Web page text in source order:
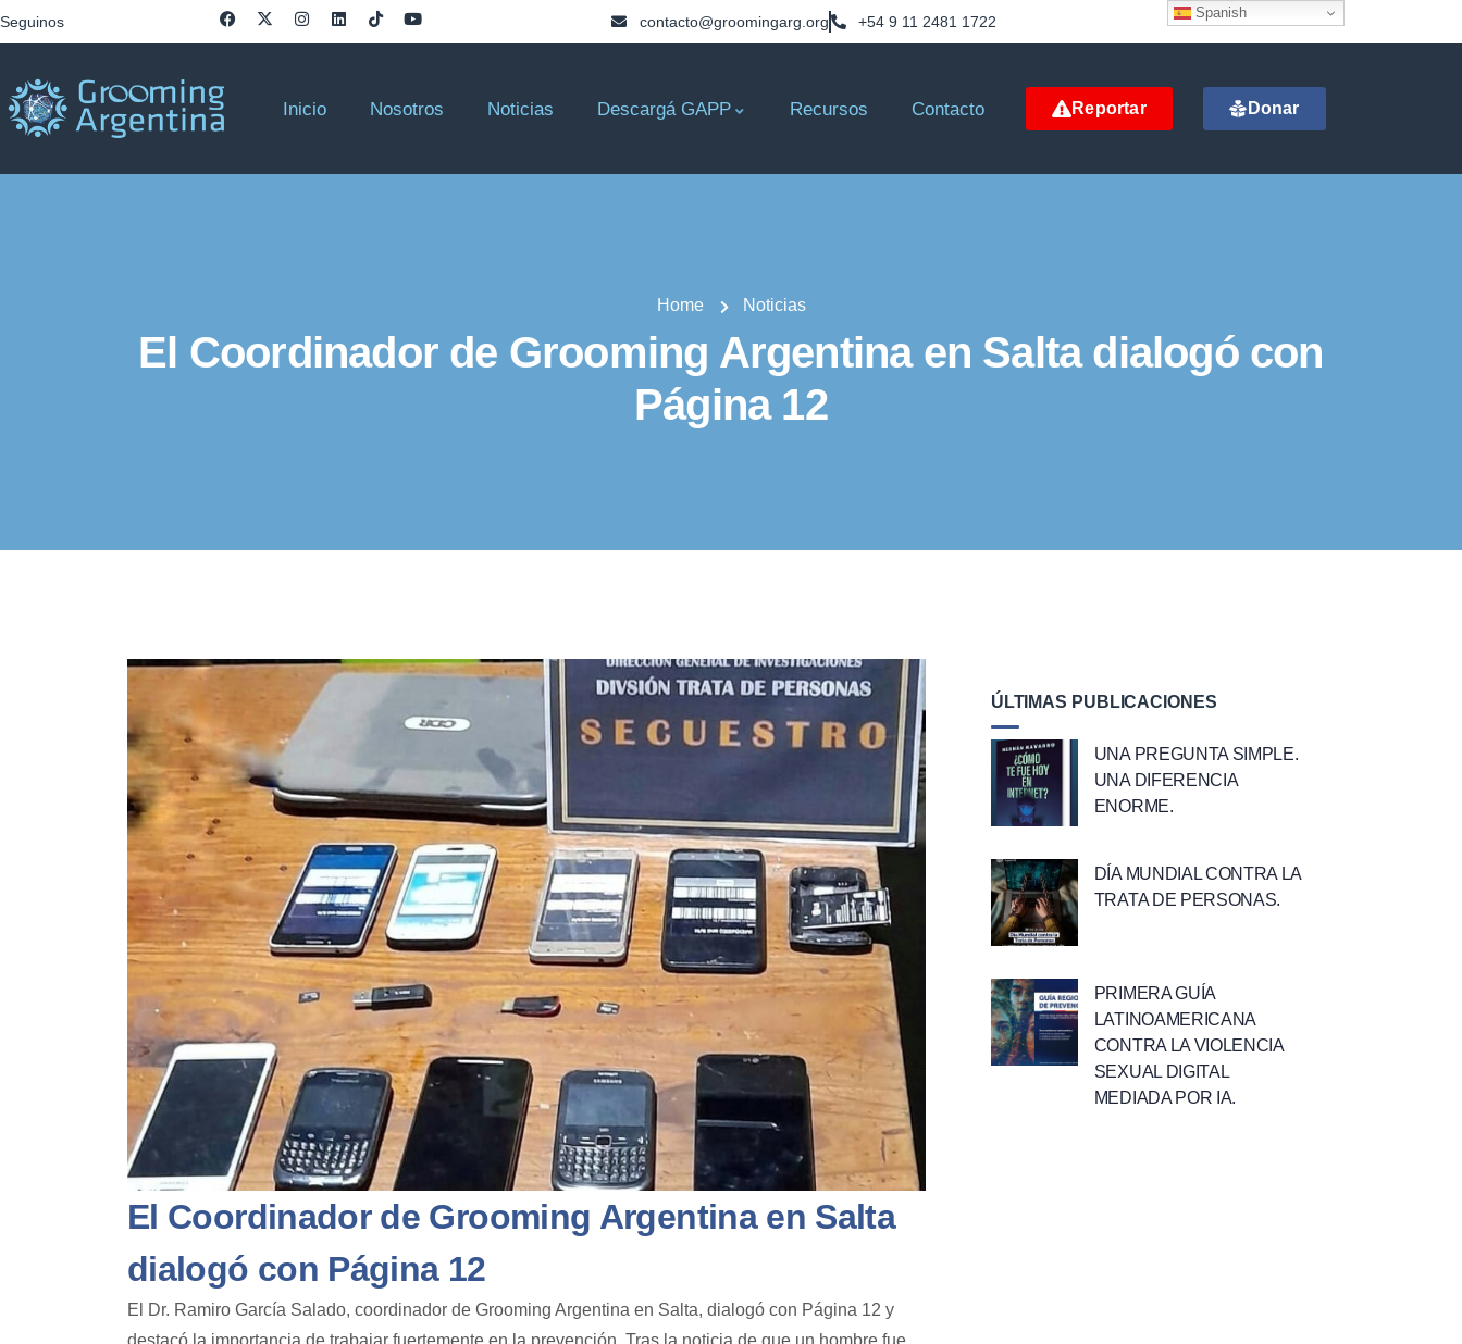
Seguinos contacto@groomingarg.org +54 9 11 2481 1722
Inicio Nosotros Noticias Descargá GAPP Recursos Contacto Reportar Donar
Home Noticias
El Coordinador de Grooming Argentina en Salta dialogó con
Página 12
El Coordinador de Grooming Argentina en Salta
dialogó con Página 12
El Dr. Ramiro García Salado, coordinador de Grooming Argentina en Salta, dialogó con Página 12 y
ÚLTIMAS PUBLICACIONES
UNA PREGUNTA SIMPLE.
UNA DIFERENCIA
ENORME.
DÍA MUNDIAL CONTRA LA
TRATA DE PERSONAS.
PRIMERA GUÍA
LATINOAMERICANA
CONTRA LA VIOLENCIA
SEXUAL DIGITAL
MEDIADA POR IA.
Spanish